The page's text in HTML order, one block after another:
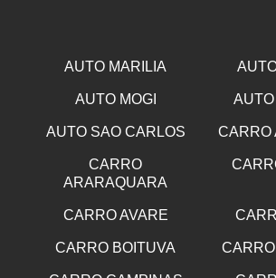
AUTO MARILIA
AUTO MOGI
AUTO SAO CARLOS CARRO
CARRO
ARARAQUARA
CARRO AVARE
CARRO BOITUVA